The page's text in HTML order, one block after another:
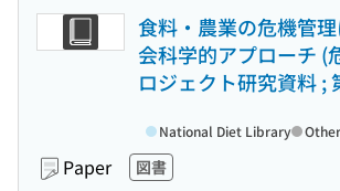
食料・農業の危機管
会科学的アプローチ (
ロジェクト研究資料 ;
Paper 図書
National Diet Library